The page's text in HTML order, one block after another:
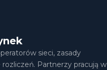
sieci, zasady
Partnerzy pracują w